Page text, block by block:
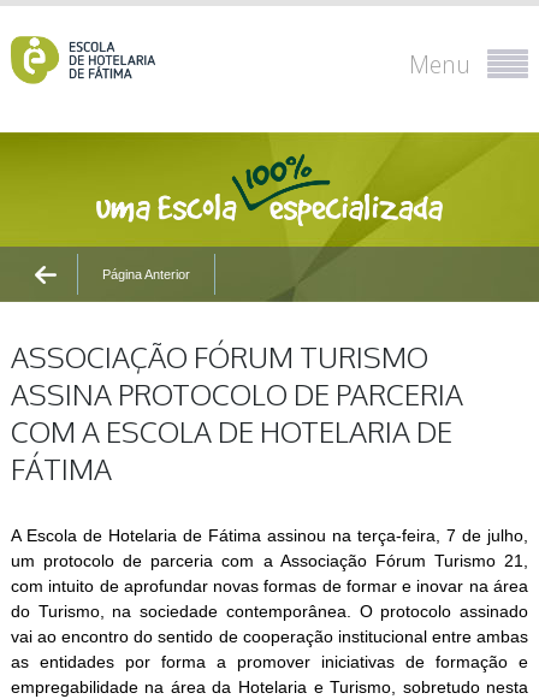
Menu
Página Anterior
ASSOCIAÇÃO FÓRUM TURISMO
ASSINA PROTOCOLO DE PARCERIA
COM A ESCOLA DE HOTELARIA DE
FÁTIMA
A Escola de Hotelaria de Fátima assinou na terça-feira, 7 de julho,
um protocolo de parceria com a Associação Fórum Turismo 21,
com intuito de aprofundar novas formas de formar e inovar na área
do Turismo, na sociedade contemporânea. O protocolo assinado
vai ao encontro do sentido de cooperação institucional entre ambas
as entidades por forma a promover iniciativas de formação e
empregabilidade na área da Hotelaria e Turismo, sobretudo nesta